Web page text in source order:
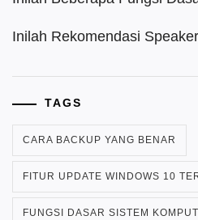
Inilah Rekomendasi
TAGS
CARA BACKUP YANG BENAR
FITUR UPDATE WINDOWS 10
FUNGSI DASAR SISTEM